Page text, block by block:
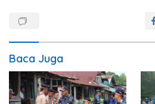
Baca Juga